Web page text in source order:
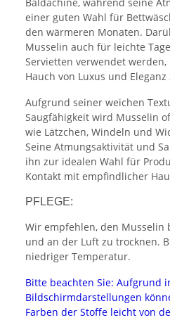
einer guten Wahl für
den wärmeren Monaten.
Musselin auch für leichte
Servietten verwendet
Hauch von Luxus und
Aufgrund seiner weichen
Saugfähigkeit wird Musselin
wie Lätzchen, Windeln und
Seine Atmungsaktivität und
ihn zur idealen Wahl für
Kontakt mit empfindlicher
PFLEGE:
Wir empfehlen, den Musselin
und an der Luft zu trocknen.
niedriger Temperatur.
Bitte beachten Sie: Aufgrund
Bildschirmdarstellungen
Farben der Stoffe leicht von